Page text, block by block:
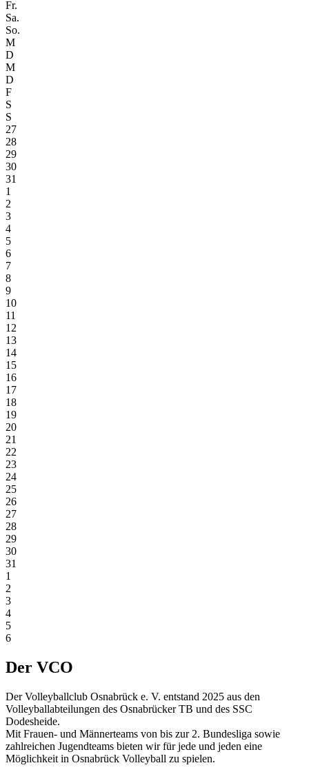
Fr.
Sa.
So.
M
D
M
D
F
S
S
27
28
29
30
31
1
2
3
4
5
6
7
8
9
10
11
12
13
14
15
16
17
18
19
20
21
22
23
24
25
26
27
28
29
30
31
1
2
3
4
5
6
Der VCO
Der Volleyballclub Osnabrück e. V. entstand 2025 aus den
Volleyballabteilungen des Osnabrücker TB und des SSC
Dodesheide.
Mit Frauen- und Männerteams von bis zur 2. Bundesliga sowie
zahlreichen Jugendteams bieten wir für jede und jeden eine
Möglichkeit in Osnabrück Volleyball zu spielen.